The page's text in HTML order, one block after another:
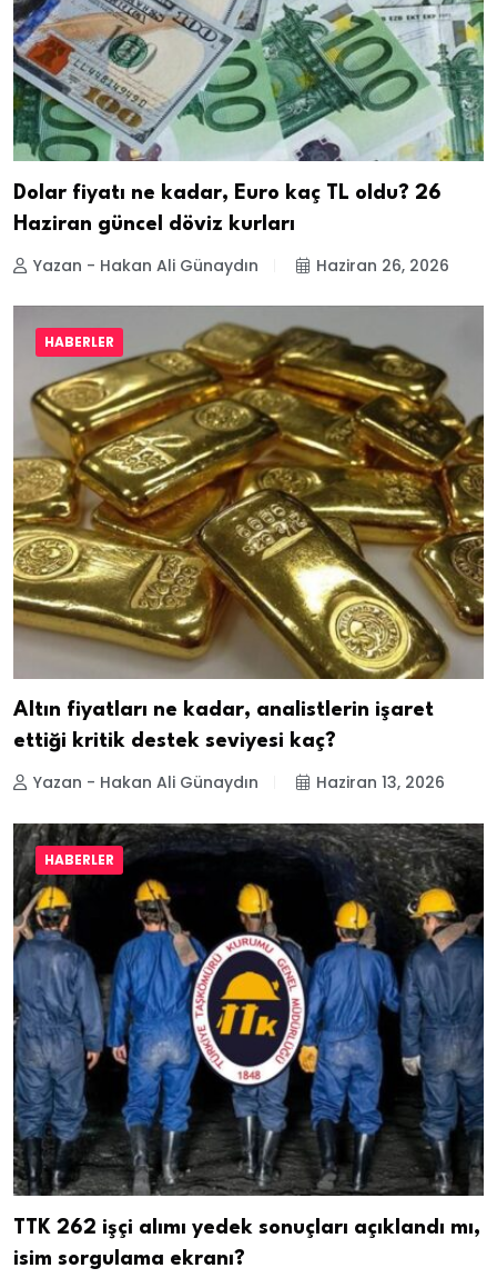
Dolar fiyatı ne kadar, Euro kaç TL oldu? 26
Haziran güncel döviz kurları
Yazan - Hakan Ali Günaydın Haziran 26, 2026
HABERLER
Altın fiyatları ne kadar, analistlerin işaret
ettiği kritik destek seviyesi kaç?
Yazan - Hakan Ali Günaydın Haziran 13, 2026
HABERLER
TTK 262 işçi alımı yedek sonuçları açıklandı mı,
isim sorgulama ekranı?